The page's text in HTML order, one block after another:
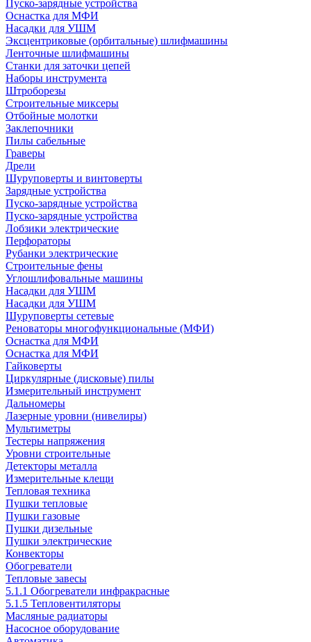
Пуско-зарядные устройства
Оснастка для МФИ
Насадки для УШМ
Эксцентриковые (орбитальные) шлифмашины
Ленточные шлифмашины
Станки для заточки цепей
Наборы инструмента
Штроборезы
Строительные миксеры
Отбойные молотки
Заклепочники
Пилы сабельные
Граверы
Дрели
Шуруповерты и винтоверты
Зарядные устройства
Пуско-зарядные устройства
Пуско-зарядные устройства
Лобзики электрические
Перфораторы
Рубанки электрические
Строительные фены
Углошлифовальные машины
Насадки для УШМ
Насадки для УШМ
Шуруповерты сетевые
Реноваторы многофункциональные (МФИ)
Оснастка для МФИ
Оснастка для МФИ
Гайковерты
Циркулярные (дисковые) пилы
Измерительный инструмент
Дальномеры
Лазерные уровни (нивелиры)
Мультиметры
Тестеры напряжения
Уровни строительные
Детекторы металла
Измерительные клещи
Тепловая техника
Пушки тепловые
Пушки газовые
Пушки дизельные
Пушки электрические
Конвекторы
Обогреватели
Тепловые завесы
5.1.1 Обогреватели инфракрасные
5.1.5 Тепловентиляторы
Масляные радиаторы
Насосное оборудование